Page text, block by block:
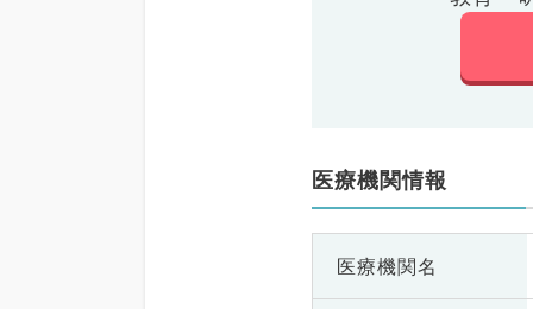
医療機関情報
医療機関名